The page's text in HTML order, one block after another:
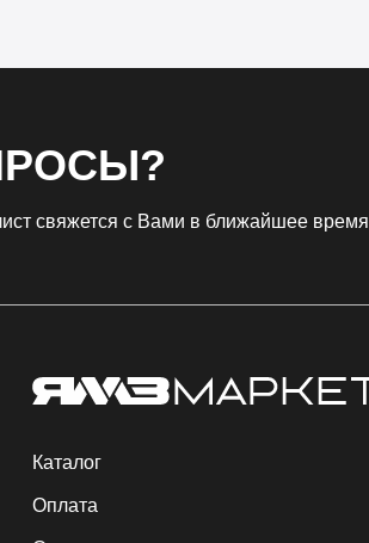
свяжется с Вами в ближайшее время
Каталог
Оплата